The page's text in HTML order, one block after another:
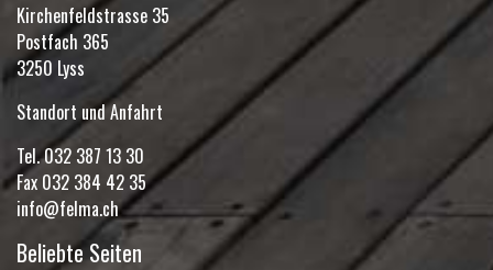
Kirchenfeldstrasse 35
Postfach 365
3250 Lyss
Standort und Anfahrt
Tel.032 387 13 30
Fax 032 384 42 35
info@felma.ch
Beliebte Seiten